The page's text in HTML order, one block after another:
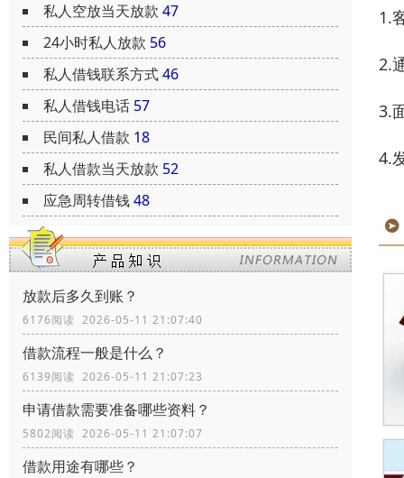
私人空放当天放款 47
24小时私人放款 56
私人借钱联系方式46
私人借钱电话 57
民间私人借款 18
私人借款当天放款 52
应急周转借钱48
放款后多久到账？
6176阅读 2026-05-11 21:07:40
借款流程一般是什么？
6139阅读 2026-05-11 21:07:23
申请借款需要准备哪些资料？
5802阅读 2026-05-11 21:07:07
借款用途有哪些？
1.
2.
3.
4.